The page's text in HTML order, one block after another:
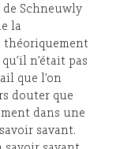
de Schneuwly
la
théoriquement
n’était pas
que l’on
douter que
dans une
savant.